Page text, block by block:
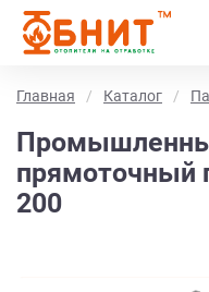
Главная Каталог
прямоточный
200